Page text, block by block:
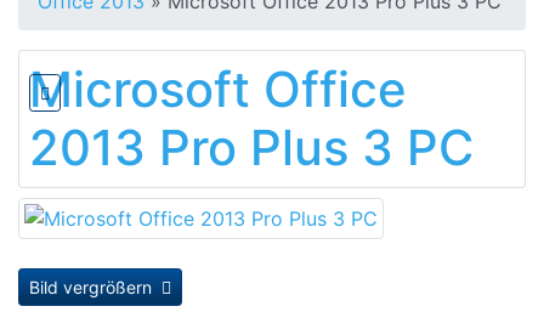
Microsoft Office
2013 Pro Plus 3 PC
Bild vergrößern